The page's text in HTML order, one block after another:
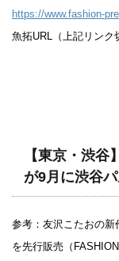
https://www.fashion-
魚拓URL（上記リンク
【東京・渋
が9月に渋谷
参考：友沢こたおの
を先行販売（